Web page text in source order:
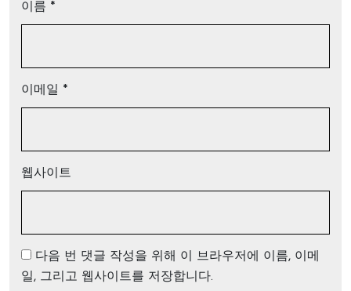
이름 *
이메일 *
웹사이트
다음 번 댓글 작성을 위해 이 브라우저에 이름, 이메
일, 그리고 웹사이트를 저장합니다.